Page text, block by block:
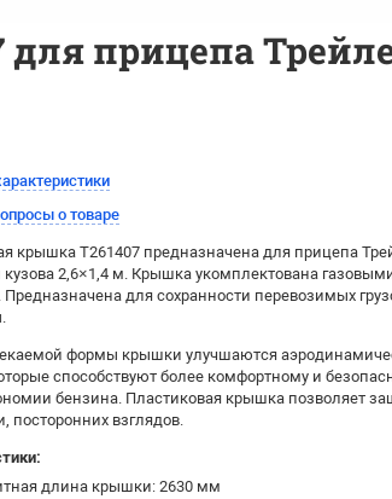
прицепа
о товаре
крышка Т261407 предназначена для прицепа
2,6×1,4 м. Крышка укомплектована
для сохранности перевозимых
формы крышки улучшаются
способствуют более комфортному и
бензина. Пластиковая крышка позволяет
посторонних взглядов.
длина крышки: 2630 мм